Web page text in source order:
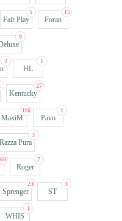
5
Fair Play
15
Foran
9
2 1
HL
27
Kentucky
116
MaxiM
1
Pavo
3
Razza Pura
60 7
Roger
23
Sprenger
3
ST
1
WHIS